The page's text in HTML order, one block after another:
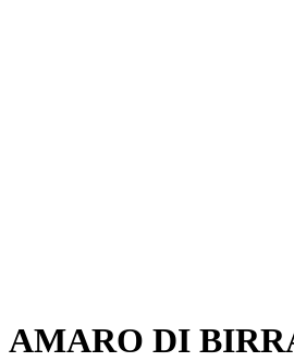
AMARO DI